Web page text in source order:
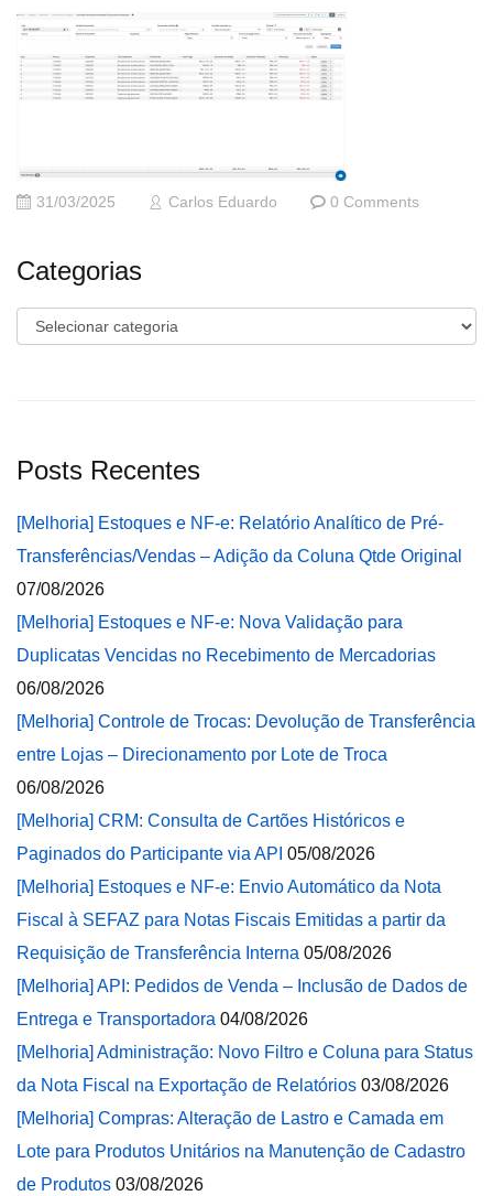
31/03/2025 Carlos Eduardo 0 Comments
Categorias
Categorias
Posts Recentes
[Melhoria] Estoques e NF-e: Relatório Analítico de Pré-
Transferências/Vendas – Adição da Coluna Qtde Original
07/08/2026
[Melhoria] Estoques e NF-e: Nova Validação para
Duplicatas Vencidas no Recebimento de Mercadorias
06/08/2026
[Melhoria] Controle de Trocas: Devolução de Transferência
entre Lojas – Direcionamento por Lote de Troca
06/08/2026
[Melhoria] CRM: Consulta de Cartões Históricos e
Paginados do Participante via API 05/08/2026
[Melhoria] Estoques e NF-e: Envio Automático da Nota
Fiscal à SEFAZ para Notas Fiscais Emitidas a partir da
Requisição de Transferência Interna 05/08/2026
[Melhoria] API: Pedidos de Venda – Inclusão de Dados de
Entrega e Transportadora 04/08/2026
[Melhoria] Administração: Novo Filtro e Coluna para Status
da Nota Fiscal na Exportação de Relatórios 03/08/2026
[Melhoria] Compras: Alteração de Lastro e Camada em
Lote para Produtos Unitários na Manutenção de Cadastro
de Produtos 03/08/2026